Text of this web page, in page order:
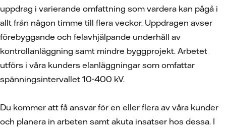
uppdrag i varierande omfattning som vardera kan pågå i
allt från någon timme till flera veckor. Uppdragen avser
förebyggande och felavhjälpande underhåll av
kontrollanläggning samt mindre byggprojekt. Arbetet
utförs i våra kunders elanläggningar som omfattar
spänningsintervallet 10-400 kV.
Du kommer att få ansvar för en eller flera av våra kunder
och planera in arbeten samt akuta insatser hos dessa. I